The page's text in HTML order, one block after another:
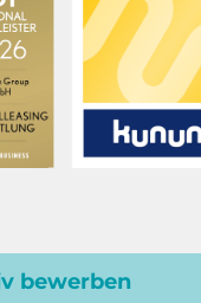
bewerben